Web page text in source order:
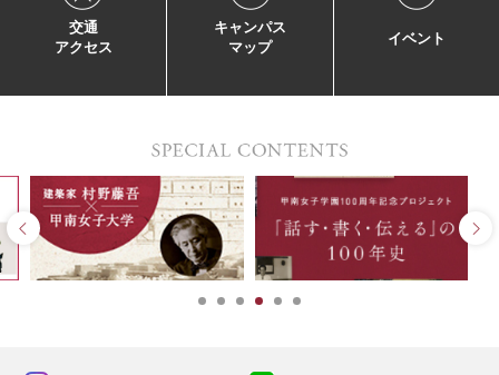
交通
アクセス
キャンパス
マップ
イベント